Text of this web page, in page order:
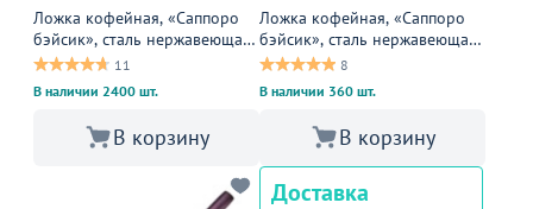
Ложка кофейная, «Саппоро
бэйсик», сталь нержавеющая,
20 мм, металлическая
11
В наличии 2400 шт.
В корзину
Ложка кофейная, «Саппоро
бэйсик», сталь нержавеющая,
20 мм, черный, матовый
8
В наличии 360 шт.
В корзину
Доставка